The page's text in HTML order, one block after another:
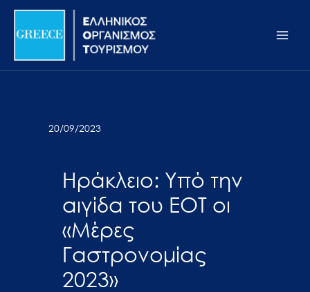
Σημείωση:
ιστότοπος
προσβασιμότητας.
Μετάβαση
περιεχόμενο
20/09/2023
Ηράκλειο: Υπό την
αιγίδα του ΕΟΤ οι
«Μέρες
Γαστρονομίας
2023»